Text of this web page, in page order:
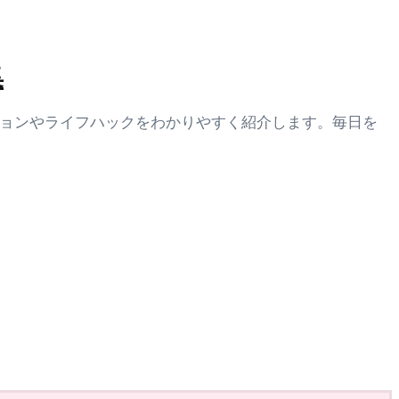
ンやライフハックをわかりやすく紹介します。毎日を